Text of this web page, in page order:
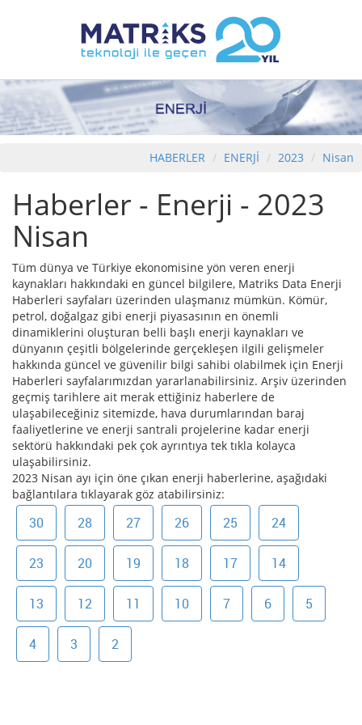
HABERLER ENERJİ 2023 Nisan
Haberler - Enerji - 2023
Nisan
Tüm dünya ve Türkiye ekonomisine yön veren enerji
kaynakları hakkındaki en güncel bilgilere, Matriks Data Enerji
Haberleri sayfaları üzerinden ulaşmanız mümkün. Kömür,
petrol, doğalgaz gibi enerji piyasasının en önemli
dinamiklerini oluşturan belli başlı enerji kaynakları ve
dünyanın çeşitli bölgelerinde gerçekleşen ilgili gelişmeler
hakkında güncel ve güvenilir bilgi sahibi olabilmek için Enerji
Haberleri sayfalarımızdan yararlanabilirsiniz. Arşiv üzerinden
geçmiş tarihlere ait merak ettiğiniz haberlere de
ulaşabileceğiniz sitemizde, hava durumlarından baraj
faaliyetlerine ve enerji santrali projelerine kadar enerji
sektörü hakkındaki pek çok ayrıntıya tek tıkla kolayca
ulaşabilirsiniz.
2023 Nisan ayı için öne çıkan enerji haberlerine, aşağıdaki
bağlantılara tıklayarak göz atabilirsiniz:
30 28 27 26 25 24
23 20 19 18 17 14
13 12 11 10 7 6 5
4 3 2